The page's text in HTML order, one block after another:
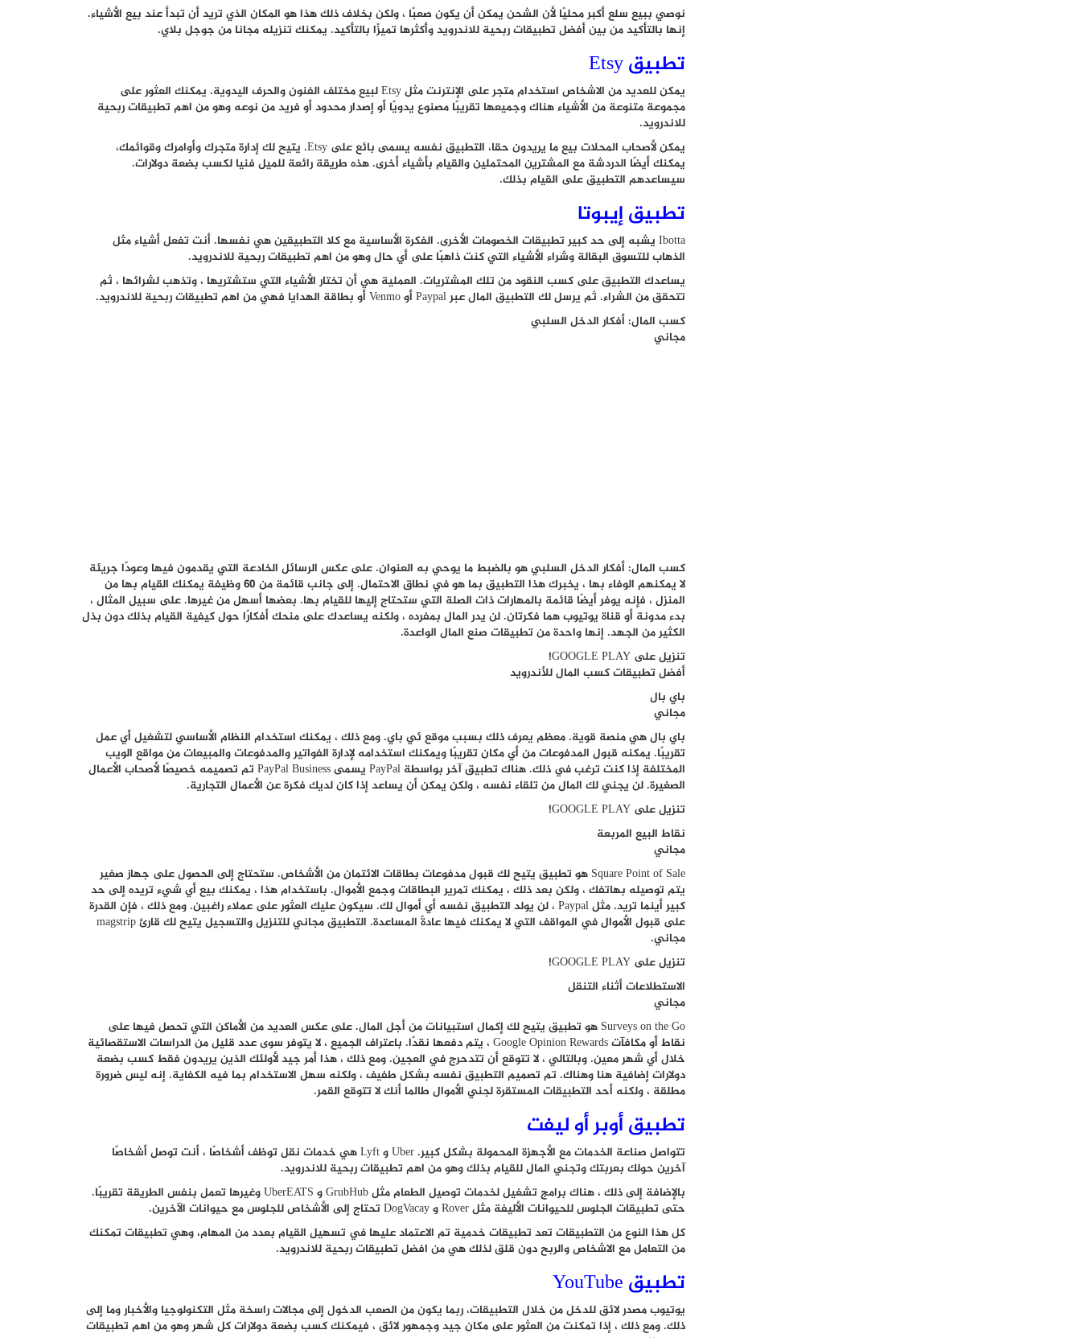
نوصي ببيع سلع أكبر محليًا لأن الشحن يمكن أن يكون صعبًا ، ولكن بخلاف ذلك هذا هو المكان الذي تريد أن تبدأ عند بيع الأشياء.
إنها بالتأكيد من بين أفضل تطبيقات ربحية للاندرويد وأكثرها تميزًا بالتأكيد. يمكنك تنزيله مجانا من جوجل بلاي.
تطبيق Etsy
يمكن للعديد من الاشخاص استخدام متجر على الإنترنت مثل Etsy لبيع مختلف الفنون والحرف اليدوية. يمكنك العثور على
مجموعة متنوعة من الأشياء هناك وجميعها تقريبًا مصنوع يدويًا أو إصدار محدود أو فريد من نوعه وهو من اهم تطبيقات ربحية
للاندرويد.
يمكن لأصحاب المحلات بيع ما يريدون حقا، التطبيق نفسه يسمى بائع على Etsy. يتيح لك إدارة متجرك وأوامرك وقوائمك،
يمكنك أيضًا الدردشة مع المشترين المحتملين والقيام بأشياء أخرى. هذه طريقة رائعة للميل فنيا لكسب بضعة دولارات.
سيساعدهم التطبيق على القيام بذلك.
تطبيق إيبوتا
Ibotta يشبه إلى حد كبير تطبيقات الخصومات الأخرى. الفكرة الأساسية مع كلا التطبيقين هي نفسها. أنت تفعل أشياء مثل
الذهاب للتسوق البقالة وشراء الأشياء التي كنت ذاهبًا على أي حال وهو من اهم تطبيقات ربحية للاندرويد.
يساعدك التطبيق على كسب النقود من تلك المشتريات. العملية هي أن تختار الأشياء التي ستشتريها ، وتذهب لشرائها ، ثم
تتحقق من الشراء. ثم يرسل لك التطبيق المال عبر Paypal أو Venmo أو بطاقة الهدايا فهي من اهم تطبيقات ربحية للاندرويد.
كسب المال: أفكار الدخل السلبي
مجاني
كسب المال: أفكار الدخل السلبي هو بالضبط ما يوحي به العنوان. على عكس الرسائل الخادعة التي يقدمون فيها وعودًا جريئة
لا يمكنهم الوفاء بها ، يخبرك هذا التطبيق بما هو في نطاق الاحتمال. إلى جانب قائمة من 60 وظيفة يمكنك القيام بها من
المنزل ، فإنه يوفر أيضًا قائمة بالمهارات ذات الصلة التي ستحتاج إليها للقيام بها. بعضها أسهل من غيرها. على سبيل المثال ،
بدء مدونة أو قناة يوتيوب هما فكرتان. لن يدر المال بمفرده ، ولكنه يساعدك على منحك أفكارًا حول كيفية القيام بذلك دون بذل
الكثير من الجهد. إنها واحدة من تطبيقات صنع المال الواعدة.
تنزيل على GOOGLE PLAY!
أفضل تطبيقات كسب المال للأندرويد
باي بال
مجاني
باي بال هي منصة قوية. معظم يعرف ذلك بسبب موقع ئي باي. ومع ذلك ، يمكنك استخدام النظام الأساسي لتشغيل أي عمل
تقريبًا. يمكنه قبول المدفوعات من أي مكان تقريبًا ويمكنك استخدامه لإدارة الفواتير والمدفوعات والمبيعات من مواقع الويب
المختلفة إذا كنت ترغب في ذلك. هناك تطبيق آخر بواسطة PayPal يسمى PayPal Business تم تصميمه خصيصًا لأصحاب الأعمال
الصغيرة. لن يجني لك المال من تلقاء نفسه ، ولكن يمكن أن يساعد إذا كان لديك فكرة عن الأعمال التجارية.
تنزيل على GOOGLE PLAY!
نقاط البيع المربعة
مجاني
Square Point of Sale هو تطبيق يتيح لك قبول مدفوعات بطاقات الائتمان من الأشخاص. ستحتاج إلى الحصول على جهاز صغير
يتم توصيله بهاتفك ، ولكن بعد ذلك ، يمكنك تمرير البطاقات وجمع الأموال. باستخدام هذا ، يمكنك بيع أي شيء تريده إلى حد
كبير أينما تريد. مثل Paypal ، لن يولد التطبيق نفسه أي أموال لك. سيكون عليك العثور على عملاء راغبين. ومع ذلك ، فإن القدرة
على قبول الأموال في المواقف التي لا يمكنك فيها عادةً المساعدة. التطبيق مجاني للتنزيل والتسجيل يتيح لك قارئ magstrip
مجاني.
تنزيل على GOOGLE PLAY!
الاستطلاعات أثناء التنقل
مجاني
Surveys on the Go هو تطبيق يتيح لك إكمال استبيانات من أجل المال. على عكس العديد من الأماكن التي تحصل فيها على
نقاط أو مكافآت Google Opinion Rewards ، يتم دفعها نقدًا. باعتراف الجميع ، لا يتوفر سوى عدد قليل من الدراسات الاستقصائية
خلال أي شهر معين. وبالتالي ، لا تتوقع أن تتدحرج في العجين. ومع ذلك ، هذا أمر جيد لأولئك الذين يريدون فقط كسب بضعة
دولارات إضافية هنا وهناك. تم تصميم التطبيق نفسه بشكل طفيف ، ولكنه سهل الاستخدام بما فيه الكفاية. إنه ليس ضرورة
مطلقة ، ولكنه أحد التطبيقات المستقرة لجني الأموال طالما أنك لا تتوقع القمر.
تطبيق أوبر أو ليفت
تتواصل صناعة الخدمات مع الأجهزة المحمولة بشكل كبير. Uber و Lyft هي خدمات نقل توظف أشخاصًا ، أنت توصل أشخاصًا
آخرين حولك بعربتك وتجني المال للقيام بذلك وهو من اهم تطبيقات ربحية للاندرويد.
بالإضافة إلى ذلك ، هناك برامج تشغيل لخدمات توصيل الطعام مثل GrubHub و UberEATS وغيرها تعمل بنفس الطريقة تقريبًا.
حتى تطبيقات الجلوس للحيوانات الأليفة مثل Rover و DogVacay تحتاج إلى الأشخاص للجلوس مع حيوانات الآخرين.
كل هذا النوع من التطبيقات تعد تطبيقات خدمية تم الاعتماد عليها في تسهيل القيام بعدد من المهام، وهي تطبيقات تمكنك
من التعامل مع الاشخاص والربح دون قلق لذلك هي من افضل تطبيقات ربحية للاندرويد.
تطبيق YouTube
يوتيوب مصدر لائق للدخل من خلال التطبيقات، ربما يكون من الصعب الدخول إلى مجالات راسخة مثل التكنولوجيا والأخبار وما إلى
ذلك. ومع ذلك ، إذا تمكنت من العثور على مكان جيد وجمهور لائق ، فيمكنك كسب بضعة دولارات كل شهر وهو من اهم تطبيقات